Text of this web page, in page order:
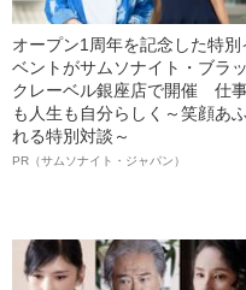
オープン1周年を記念した特別
ベントがサムソナイト・ブラッ
クレーベル銀座店で開催 仕
も人生も自分らしく～笑顔あふ
れる特別対談～
PR（サムソナイト・ジャパン）